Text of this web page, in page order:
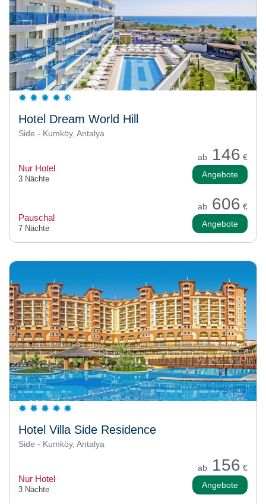
Hotel Dream World Hill
Side - Kumköy, Antalya
ab 146 €
Nur Hotel
3 Nächte Angebote
ab 606 €
Pauschal
7 Nächte Angebote
Hotel Villa Side Residence
Side - Kumköy, Antalya
ab 156 €
Nur Hotel
3 Nächte Angebote